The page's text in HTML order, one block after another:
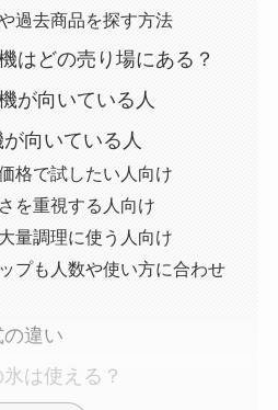
過去商品を探す方法
はどの売り場にある？
が向いている人
向いている人
格で試したい人向け
を重視する人向け
量調理に使う人向け
プも人数や使い方に合わせ
違い
は使える？